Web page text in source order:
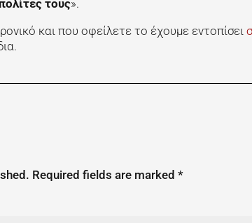
τους».
και που οφείλετε το έχουμε εντοπίσει
Required fields are marked *